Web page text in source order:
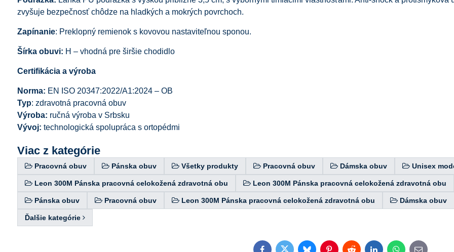
zvyšuje bezpečnosť chôdze na hladkých a mokrých povrchoch.
Zapínanie: Preklopný remienok s kovovou nastaviteľnou sponou.
Šírka obuvi: H – vhodná pre širšie chodidlo
Certifikácia a výroba
Norma: EN ISO 20347:2022/A1:2024 – OB
Typ: zdravotná pracovná obuv
Výroba: ručná výroba v Srbsku
Vývoj: technologická spolupráca s ortopédmi
Viac z kategórie
Pracovná obuv Pánska obuv Všetky produkty Pracovná obuv Dámska obuv Unisex
Leon 300M Pánska pracovná celokožená zdravotná obu Leon 300M Pánska pracovná celokožená zdravotná obu
Pánska obuv Pracovná obuv Leon 300M Pánska pracovná celokožená zdravotná obu Dámska obuv
Ďalšie kategórie